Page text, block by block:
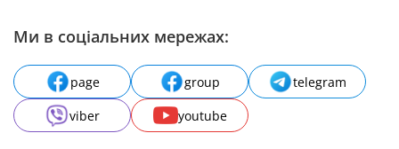
Ми в соціальних мережах:
page group
telegram
viber
youtube